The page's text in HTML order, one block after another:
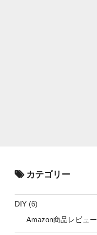
カテゴリー
DIY (6)
Amazon商品レビュー